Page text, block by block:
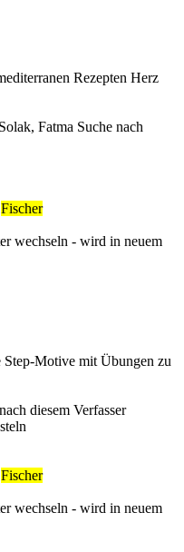
Rezepten Herz
Fatma Suche nach
Fischer
wechseln - wird in neuem
Motive mit Übungen zu
diesem Verfasser
Fischer
wechseln - wird in neuem